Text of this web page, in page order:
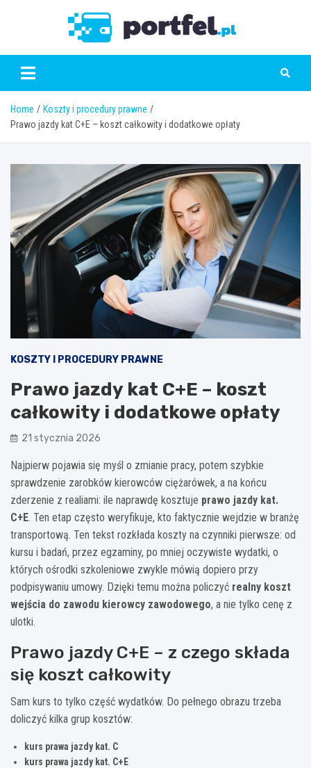
Home
Koszty i procedury prawne
Prawo jazdy kat C+E – koszt całkowity i dodatkowe opłaty
KOSZTY I PROCEDURY PRAWNE
Prawo jazdy kat C+E – koszt
całkowity i dodatkowe opłaty
21 stycznia 2026
Najpierw pojawia się myśl o zmianie pracy, potem szybkie
sprawdzenie zarobków kierowców ciężarówek, a na końcu
zderzenie z realiami: ile naprawdę kosztuje prawo jazdy kat.
C+E. Ten etap często weryfikuje, kto faktycznie wejdzie w branżę
transportową. Ten tekst rozkłada koszty na czynniki pierwsze: od
kursu i badań, przez egzaminy, po mniej oczywiste wydatki, o
których ośrodki szkoleniowe zwykle mówią dopiero przy
podpisywaniu umowy. Dzięki temu można policzyć realny koszt
wejścia do zawodu kierowcy zawodowego, a nie tylko cenę z
ulotki.
Prawo jazdy C+E – z czego składa
się koszt całkowity
Sam kurs to tylko część wydatków. Do pełnego obrazu trzeba
doliczyć kilka grup kosztów:
kurs prawa jazdy kat. C
kurs prawa jazdy kat. C+E